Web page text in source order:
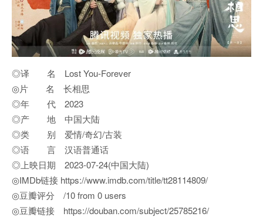
◎译 名 Lost You-Forever
◎片 名 长相思
◎年 代 2023
◎产 地 中国大陆
◎类 别 爱情/奇幻/古装
◎语 言 汉语普通话
◎上映日期 2023-07-24(中国大陆)
◎IMDb链接 https://www.imdb.com/title/tt28114809/
◎豆瓣评分 /10 from 0 users
◎豆瓣链接 https://douban.com/subject/25785216/